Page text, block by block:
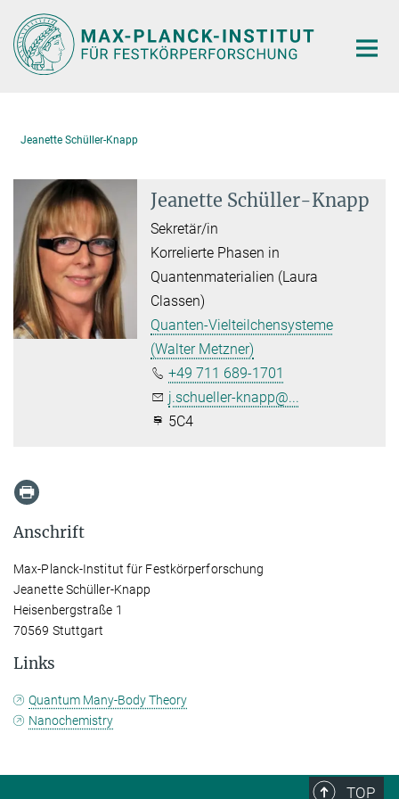
Hauptinhalt
Jeanette Schüller-Knapp
Jeanette Schüller-Knapp
Sekretär/in
Korrelierte Phasen in
Quantenmaterialien (Laura
Classen)
Quanten-Vielteilchensysteme
(Walter Metzner)
+49 711 689-1701
j.schueller-knapp@...
5C4
Anschrift
Max-Planck-Institut für Festkörperforschung
Jeanette Schüller-Knapp
Heisenbergstraße 1
70569 Stuttgart
Links
Quantum Many-Body Theory
Nanochemistry
TOP